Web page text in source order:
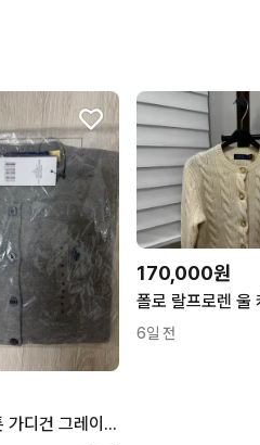
폴로 피마코튼 가디건 그레이 S 미개봉 새상품
170,000원
6일 전